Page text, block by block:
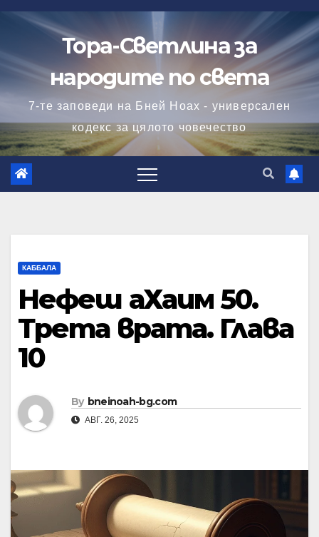
Skip
content
Тора-Светлина за
народите по света
7-те заповеди на Бней Ноах - универсален
кодекс за цялото човечество
КАББАЛА
Нефеш аХаим 50.
Трета врата. Глава
10
By bneinoah-bg.com
АВГ. 26, 2025